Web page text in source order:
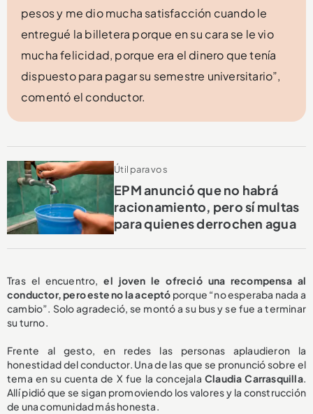
pesos y me dio mucha satisfacción cuando le
entregué la billetera porque en su cara se le vio
mucha felicidad, porque era el dinero que tenía
dispuesto para pagar su semestre universitario”,
comentó el conductor.
Útil para vos
EPM anunció que no habrá
racionamiento, pero sí multas
para quienes derrochen agua
Tras el encuentro, el joven le ofreció una recompensa al
conductor, pero este no la aceptó porque “no esperaba nada a
cambio”. Solo agradeció, se montó a su bus y se fue a terminar
su turno.
Frente al gesto, en redes las personas aplaudieron la
honestidad del conductor. Una de las que se pronunció sobre el
tema en su cuenta de X fue la concejala Claudia Carrasquilla.
Allí pidió que se sigan promoviendo los valores y la construcción
de una comunidad más honesta.